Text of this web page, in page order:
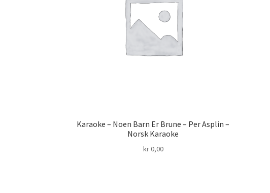
Karaoke – Noen Barn Er Brune – Per Asplin –
Norsk Karaoke
kr0,00